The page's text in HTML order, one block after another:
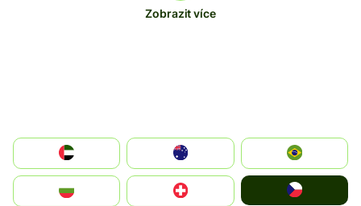
Zobrazit více
الإمارات العربية المتحدة
Switzerland